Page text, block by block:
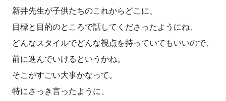
新井先生が子供たちのこれからどこに、
目標と目的のところで話してくださったようにね、
どんなスタイルでどんな視点を持っていてもいいので、
前に進んでいけるというかね。
そこがすごい大事かなって。
特にさっき言ったように、